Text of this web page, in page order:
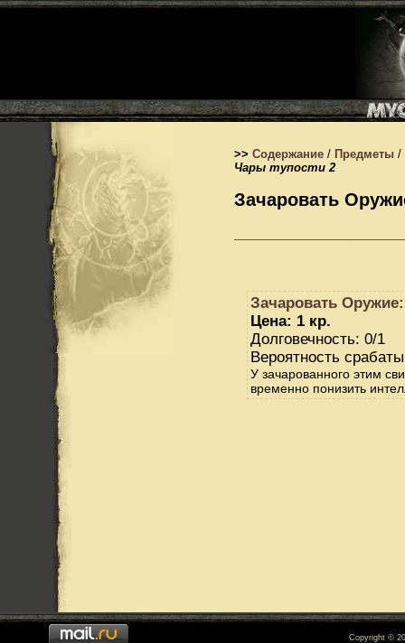
>> Содержание / Предметы /
Чары тупости 2
Зачаровать
Зачаровать
Цена: 1 кр.
Долговечность: 0/1
Вероятность
У зачарованного этим
временно понизить
Copyright ©